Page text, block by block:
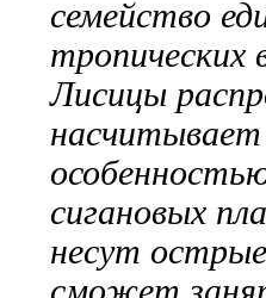
семейство
тропических
Лисицы
насчитывает
сигановых
несут